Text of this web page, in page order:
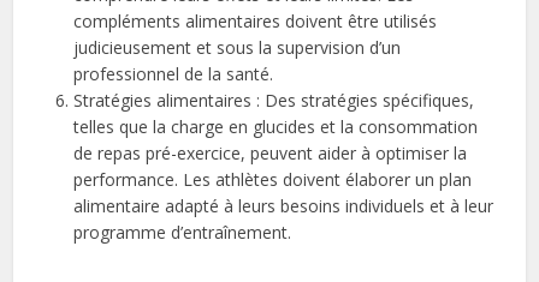
compléments alimentaires doivent être utilisés
judicieusement et sous la supervision d’un
professionnel de la santé.
Stratégies alimentaires : Des stratégies spécifiques,
telles que la charge en glucides et la consommation
de repas pré-exercice, peuvent aider à optimiser la
performance. Les athlètes doivent élaborer un plan
alimentaire adapté à leurs besoins individuels et à leur
programme d’entraînement.